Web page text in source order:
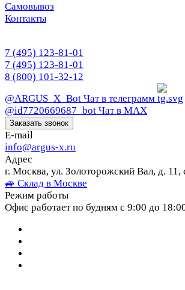
Самовывоз
Контакты
7 (495) 123-81-01
7 (495) 123-81-01
8 (800) 101-32-12
@ARGUS_X_Bot Чат в телеграмм
@id7720669687_bot Чат в МАХ
Заказать звонок
E-mail
info@argus-x.ru
Адрес
г. Москва, ул. Золоторожский Вал, д. 11,
🚙 Склад в Москве
Режим работы
Офис работает по будням с 9:00 до